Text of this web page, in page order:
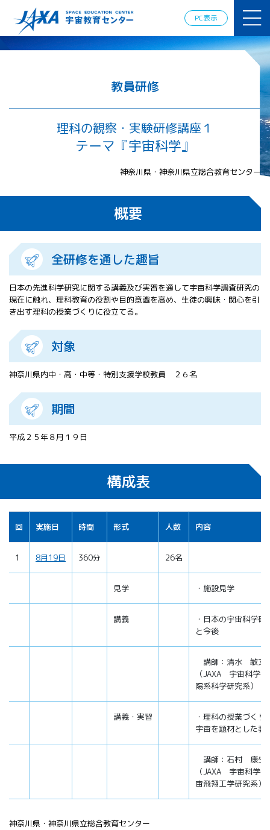
PC表示
ミー
ロスペース
情報の発
信
宇宙を活用
した教育実
践例
体験的学
提供（国
APRSAF（ア
関会議）宇
宙教育 for
All 分科会
APRSAF宇宙
教育 for All
分科会 年次
会合
スト
宇宙教育会
遣プログラ
ム
教員研修
理科の観察・実験研修講座１
テーマ『宇宙科学』
神奈川県・神奈川県立総合教育センター
概要
全研修を通した趣旨
日本の先進科学研究に関する講義及び実習を通して宇宙科学調査研究の
現在に触れ、理科教育の役割や目的意識を高め、生徒の興味・関心を引
き出す理科の授業づくりに役立てる。
対象
神奈川県内中・高・中等・特別支援学校教員 ２６名
期間
平成２５年８月１９日
構成表
回 実施日 時間 形式 人数 内容
1 8月19日 360分 26名
見学 ・施設見学
講義
・日本の宇宙科学研
と今後
講師：清水 敏文
（JAXA 宇宙科学
陽系科学研究系）
講義・実習
・理科の授業づくり
宇宙を題材とした教
講師：石村 康生
（JAXA 宇宙科学
宙飛翔工学研究系）
神奈川県・神奈川県立総合教育センター